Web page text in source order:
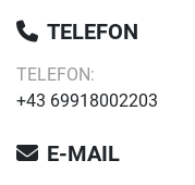
TELEFON
TELEFON:
+43 69918002203
E-MAIL